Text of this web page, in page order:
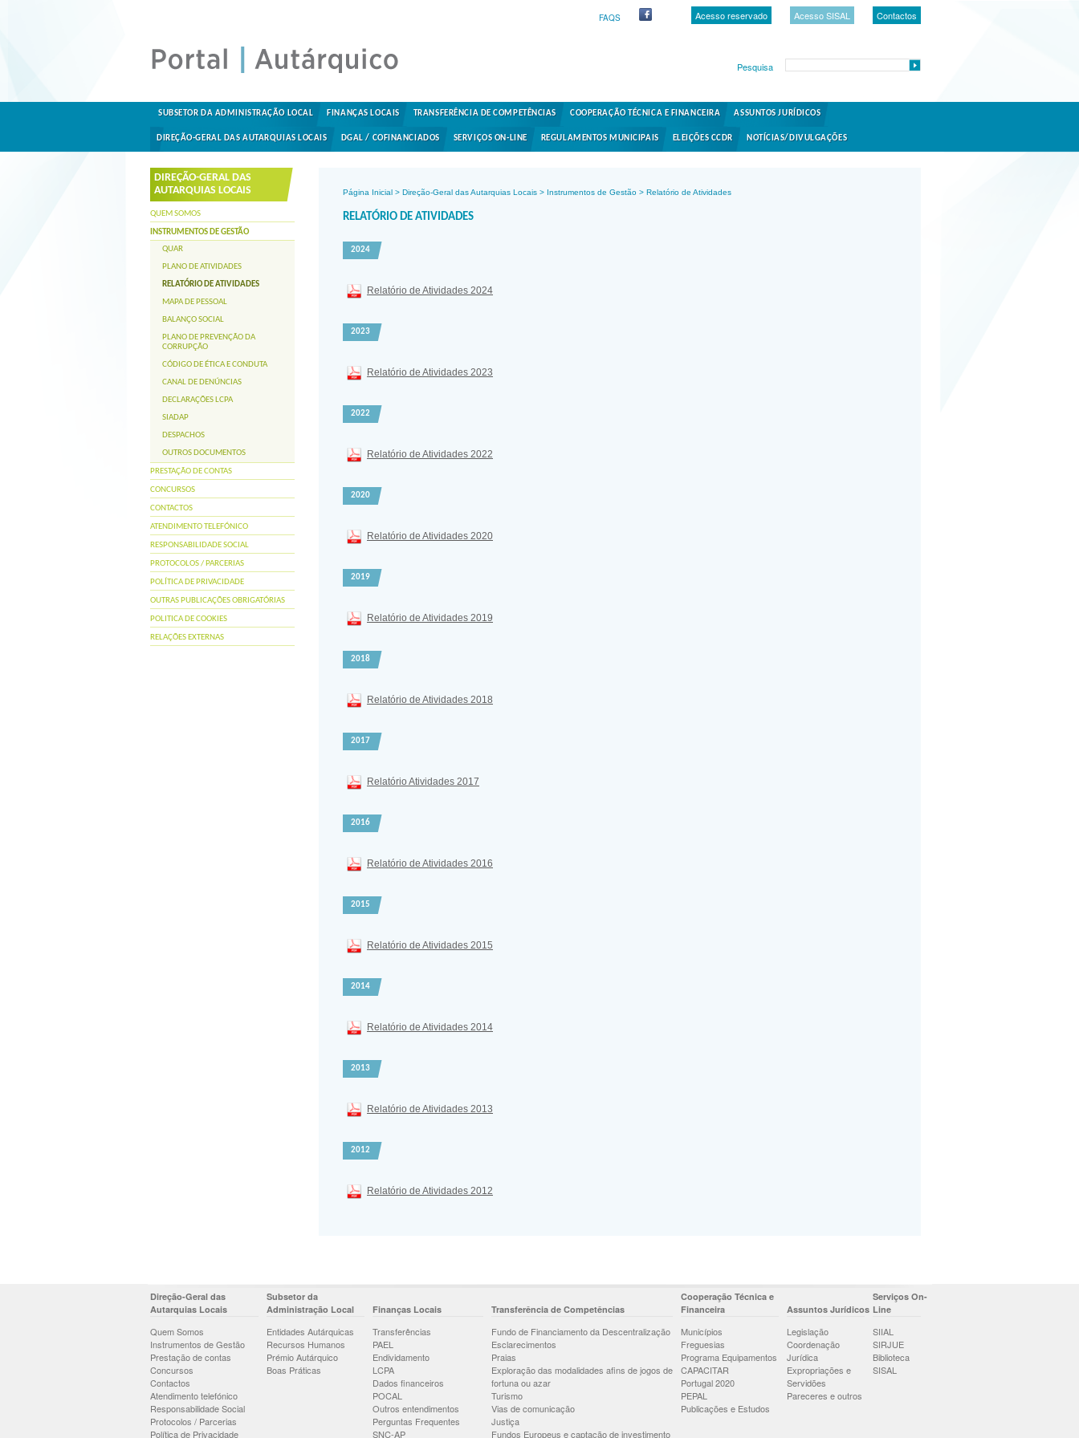
Acesso reservado Acesso SISAL Contactos
FAQS
Pesquisa
SUBSETOR DA ADMINISTRAÇÃO LOCAL FINANÇAS LOCAIS TRANSFERÊNCIA DE COMPETÊNCIAS COOPERAÇÃO TÉCNICA E FINANCEIRA ASSUNTOS JURÍDICOS
DIREÇÃO-GERAL DAS AUTARQUIAS LOCAIS DGAL / COFINANCIADOS SERVIÇOS ON-LINE REGULAMENTOS MUNICIPAIS ELEIÇÕES CCDR NOTÍCIAS/DIVULGAÇÕES
DIREÇÃO-GERAL DAS
AUTARQUIAS LOCAIS
QUEM SOMOS
INSTRUMENTOS DE GESTÃO
QUAR
PLANO DE ATIVIDADES
RELATÓRIO DE ATIVIDADES
MAPA DE PESSOAL
BALANÇO SOCIAL
PLANO DE PREVENÇÃO DA
CORRUPÇÃO
CÓDIGO DE ÉTICA E CONDUTA
CANAL DE DENÚNCIAS
DECLARAÇÕES LCPA
SIADAP
DESPACHOS
OUTROS DOCUMENTOS
PRESTAÇÃO DE CONTAS
CONCURSOS
CONTACTOS
ATENDIMENTO TELEFÓNICO
RESPONSABILIDADE SOCIAL
PROTOCOLOS / PARCERIAS
POLÍTICA DE PRIVACIDADE
OUTRAS PUBLICAÇÕES OBRIGATÓRIAS
POLITICA DE COOKIES
RELAÇÕES EXTERNAS
Página Inicial > Direção-Geral das Autarquias Locais > Instrumentos de Gestão > Relatório de Atividades
RELATÓRIO DE ATIVIDADES
2024
Relatório de Atividades 2024
2023
Relatório de Atividades 2023
2022
Relatório de Atividades 2022
2020
Relatório de Atividades 2020
2019
Relatório de Atividades 2019
2018
Relatório de Atividades 2018
2017
Relatório Atividades 2017
2016
Relatório de Atividades 2016
2015
Relatório de Atividades 2015
2014
Relatório de Atividades 2014
2013
Relatório de Atividades 2013
2012
Relatório de Atividades 2012
Direção-Geral das
Autarquias Locais
Quem Somos
Instrumentos de Gestão
Prestação de contas
Concursos
Contactos
Atendimento telefónico
Responsabilidade Social
Protocolos / Parcerias
Política de Privacidade
Subsetor da
Administração Local
Entidades Autárquicas
Recursos Humanos
Prémio Autárquico
Boas Práticas
Finanças Locais
Transferências
PAEL
Endividamento
LCPA
Dados financeiros
POCAL
Outros entendimentos
Perguntas Frequentes
SNC-AP
Transferência de Competências
Fundo de Financiamento da Descentralização
Esclarecimentos
Praias
Exploração das modalidades afins de jogos de
fortuna ou azar
Turismo
Vias de comunicação
Justiça
Fundos Europeus e captação de investimento
Cooperação Técnica e
Financeira
Municípios
Freguesias
Programa Equipamentos
CAPACITAR
Portugal 2020
PEPAL
Publicações e Estudos
Assuntos Jurídicos
Legislação
Coordenação
Jurídica
Expropriações e
Servidões
Pareceres e outros
Serviços On-
Line
SIIAL
SIRJUE
Biblioteca
SISAL